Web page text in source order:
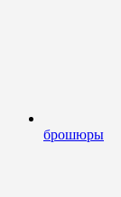
брошюры